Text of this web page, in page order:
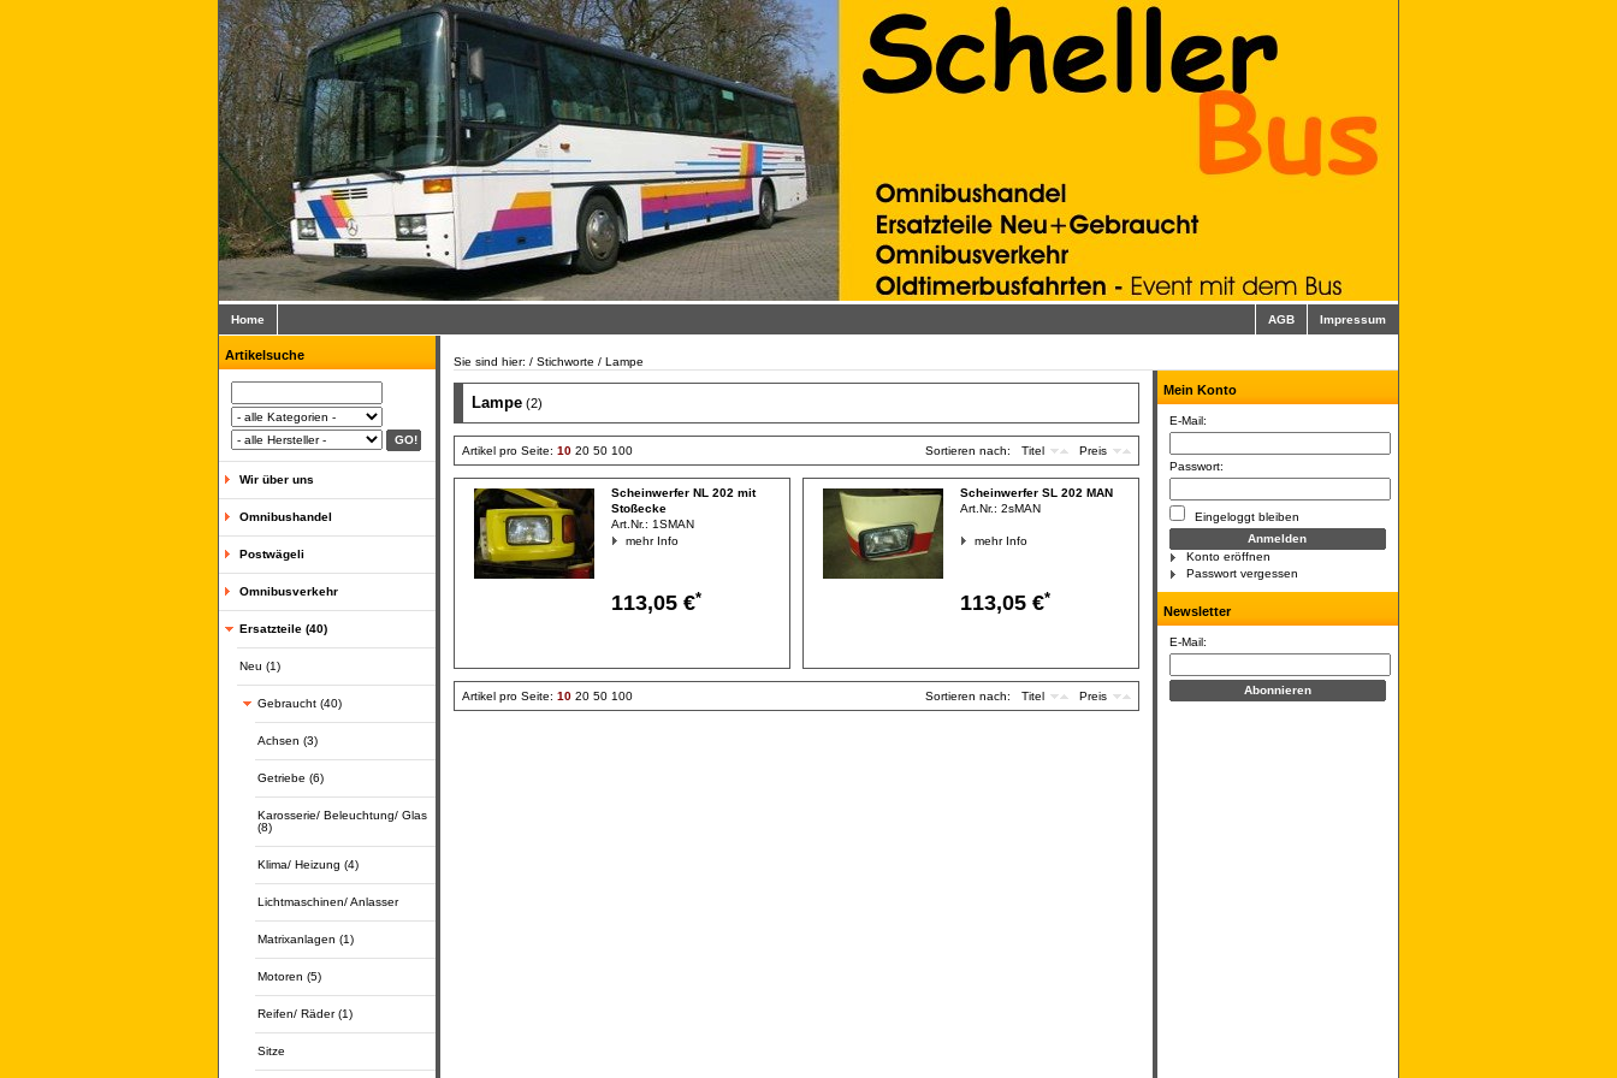
Home AGB Impressum
Artikelsuche
Wir über uns
Omnibushandel
Postwägeli
Omnibusverkehr
Ersatzteile (40)
Neu (1)
Gebraucht (40)
Achsen (3)
Getriebe (6)
Karosserie/ Beleuchtung/ Glas
(8)
Klima/ Heizung (4)
Lichtmaschinen/ Anlasser
Matrixanlagen (1)
Motoren (5)
Reifen/ Räder (1)
Sitze
Sie sind hier: / Stichworte / Lampe
Mein Konto
E-Mail:
Passwort:
Eingeloggt bleiben
Konto eröffnen
Passwort vergessen
Newsletter
E-Mail:
Lampe (2)
Artikel pro Seite: 10 20 50 100 Sortieren nach: Titel Preis
Scheinwerfer NL 202 mit
Stoßecke
Art.Nr.: 1SMAN
mehr Info
113,05 €*
Scheinwerfer SL 202 MAN
Art.Nr.: 2sMAN
mehr Info
113,05 €*
Artikel pro Seite: 10 20 50 100 Sortieren nach: Titel Preis